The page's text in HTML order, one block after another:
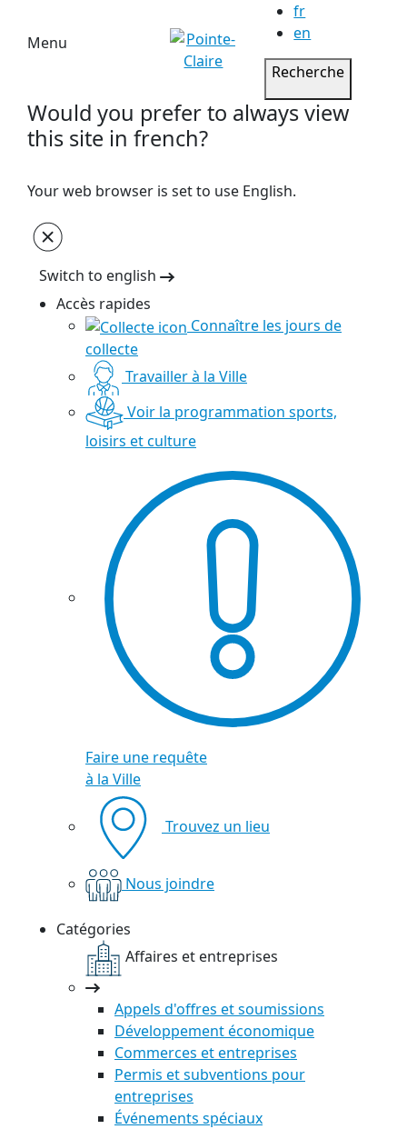
Menu
fr
en
Recherche
Would you prefer to always view
this site in french?
Your web browser is set to use English.
Switch to english
Accès rapides
Connaître les jours de
collecte
Travailler à la Ville
Voir la programmation sports,
loisirs et culture
Faire une requête
à la Ville
Trouvez un lieu
Nous joindre
Catégories
Affaires et entreprises
Appels d'offres et soumissions
Développement économique
Commerces et entreprises
Permis et subventions pour
entreprises
Événements spéciaux